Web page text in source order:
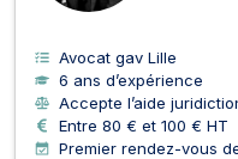
Avocat gav Lille
6 ans d’expérience
Accepte l’aide
Entre 80 € et 100 € HT
Premier rendez-vous